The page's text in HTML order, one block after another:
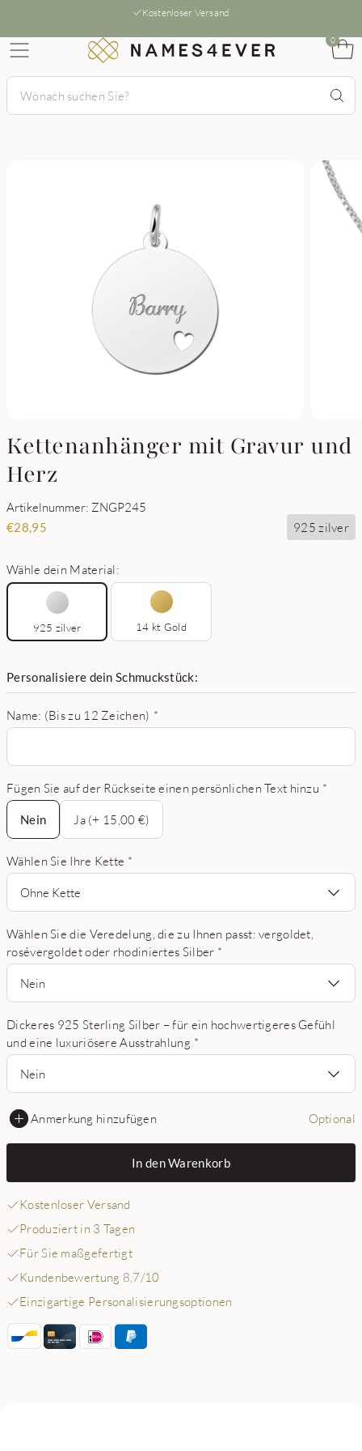
Kostenloser Versand
0
Kettenanhänger mit Gravur und
Herz
Artikelnummer: ZNGP245
€28,95 925 zilver
Wähle dein Material:
925 zilver 14 kt Gold
Personalisiere dein Schmuckstück:
Name: (Bis zu 12 Zeichen) *
Fügen Sie auf der Rückseite einen persönlichen Text hinzu *
Nein
Nein
Ja (+ 15,00 €)
Wählen Sie Ihre Kette *
Ohne Kette
Wählen Sie die Veredelung, die zu Ihnen passt: vergoldet,
rosévergoldet oder rhodiniertes Silber *
Nein
Dickeres 925 Sterling Silber – für ein hochwertigeres Gefühl
und eine luxuriösere Ausstrahlung *
Nein
Anmerkung hinzufügen Optional
In den Warenkorb
Kostenloser Versand
Produziert in 3 Tagen
Für Sie maßgefertigt
Kundenbewertung 8,7/10
Einzigartige Personalisierungsoptionen